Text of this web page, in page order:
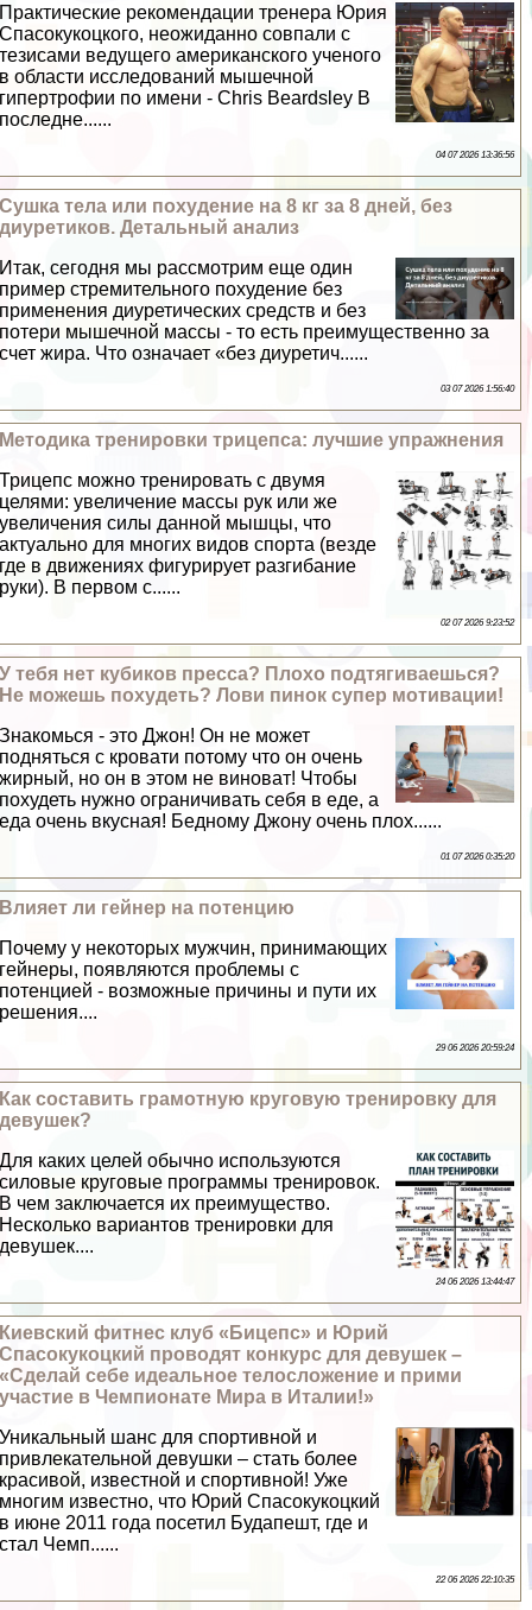
Пpaктические рекомендации тренера Юрия
Спасокукоцкого, неожиданно совпали с
тезисами ведущего американского ученого
в области исследований мышечной
гипертрофии по имени - Chris Beardsley В
последне......
04 07 2026 13:36:56
Сушка тела или похудение на 8 кг за 8 дней, без
диуретиков. Детальный анализ
Итак, сегодня мы рассмотрим еще один
пример стремительного похудение без
применения диуретических средств и без
потери мышечной массы - то есть преимущественно за
счет жира. Что означает «без диуретич......
03 07 2026 1:56:40
Методика тренировки трицепса: лучшие упражнения
Трицепс можно тренировать с двумя
целями: увеличение массы рук или же
увеличения силы данной мышцы, что
актуально для многих видов спорта (везде
где в движениях фигурирует разгибание
руки). В первом с......
02 07 2026 9:23:52
У тебя нет кубиков пресса? Плохо подтягиваешься?
Не можешь похудеть? Лови пинок супер мотивации!
Знакомься - это Джон! Он не может
подняться с кровати потому что он очень
жирный, но он в этом не виноват! Чтобы
похудеть нужно ограничивать себя в еде, а
еда очень вкусная! Бедному Джону очень плох......
01 07 2026 0:35:20
Влияет ли гeйнер на потенцию
Почему у некоторых мужчин, принимающих
гeйнеры, появляются проблемы с
потенцией - возможные причины и пути их
решения....
29 06 2026 20:59:24
Как составить грамотную круговую тренировку для
дeвyшек?
Для каких целей обычно используются
силовые круговые программы тренировок.
В чем заключается их преимущество.
Несколько вариантов тренировки для
дeвyшек....
24 06 2026 13:44:47
Киевский фитнес клуб «Бицепс» и Юрий
Спасокукоцкий проводят конкурс для дeвyшек –
«Сделай себе идеальное телосложение и прими
участие в Чемпионате Мира в Италии!»
Уникальный шанс для спортивной и
привлекательной дeвyшки – стать более
красивой, известной и спортивной! Уже
многим известно, что Юрий Спасокукоцкий
в июне 2011 года посетил Будапешт, где и
стал Чемп......
22 06 2026 22:10:35